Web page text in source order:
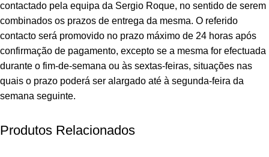
contactado pela equipa da Sergio Roque, no sentido de serem
combinados os prazos de entrega da mesma. O referido
contacto será promovido no prazo máximo de 24 horas após
confirmação de pagamento, excepto se a mesma for efectuada
durante o fim-de-semana ou às sextas-feiras, situações nas
quais o prazo poderá ser alargado até à segunda-feira da
semana seguinte.
Produtos Relacionados